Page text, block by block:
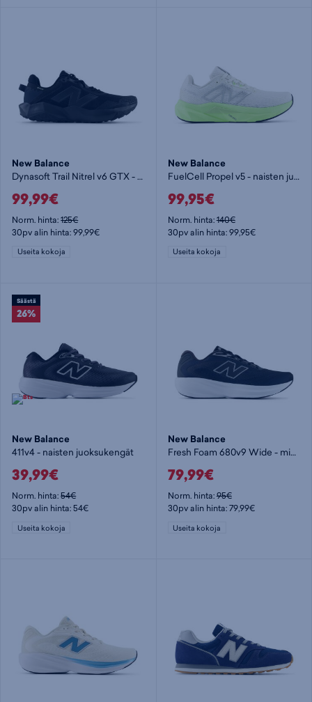
New Balance
Dynasoft Trail Nitrel v6 GTX - miesten maastojuoksukengät
99,99€
Norm. hinta:125€
30pv alin hinta: 99,99€
Useita kokoja
New Balance
FuelCell Propel v5 - naisten juoksukengät
99,95€
Norm. hinta:140€
30pv alin hinta: 99,95€
Useita kokoja
Säästä
26%
New Balance
411v4 - naisten juoksukengät
39,99€
Norm. hinta:54€
30pv alin hinta: 54€
Useita kokoja
New Balance
Fresh Foam 680v9 Wide - miesten juoksukengät
79,99€
Norm. hinta:95€
30pv alin hinta: 79,99€
Useita kokoja